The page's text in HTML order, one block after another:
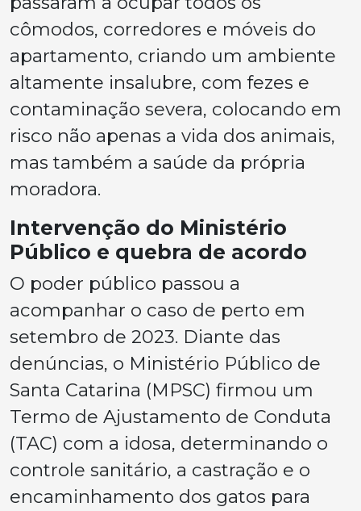
cômodos, corredores e móveis do
apartamento, criando um ambiente
altamente insalubre, com fezes e
contaminação severa, colocando em
risco não apenas a vida dos animais,
mas também a saúde da própria
moradora.
Intervenção do Ministério
Público e quebra de acordo
O poder público passou a
acompanhar o caso de perto em
setembro de 2023. Diante das
denúncias, o Ministério Público de
Santa Catarina (MPSC) firmou um
Termo de Ajustamento de Conduta
(TAC) com a idosa, determinando o
controle sanitário, a castração e o
encaminhamento dos gatos para